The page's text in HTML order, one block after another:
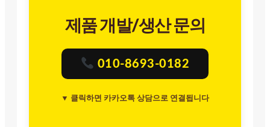
제품 개발/생산 문의
010-8693-0182
▼ 클릭하면 카카오톡 상담으로 연결됩니다